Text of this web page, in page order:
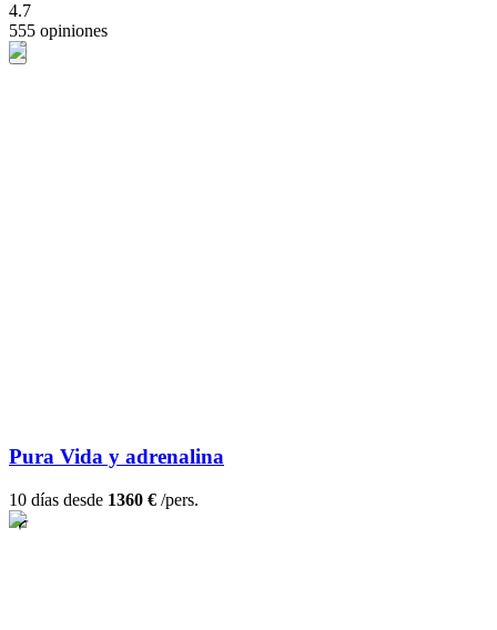
4.7
555 opiniones
Pura Vida y adrenalina
10 días desde 1360 € /pers.